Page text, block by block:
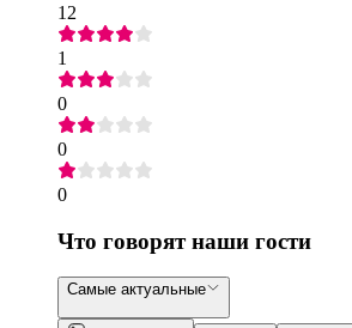
12
1
0
0
0
Что говорят наши гости
Самые актуальные